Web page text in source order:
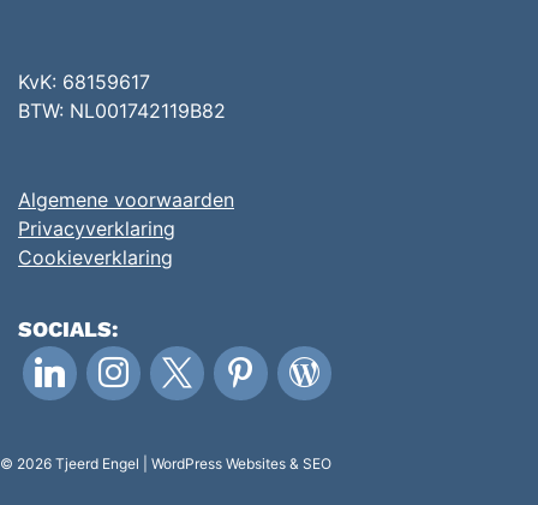
KvK: 68159617
BTW: NL001742119B82
Algemene voorwaarden
Privacyverklaring
Cookieverklaring
SOCIALS:
linkedininstagram
x pinterestwordpress
© 2026 Tjeerd Engel | WordPress Websites & SEO